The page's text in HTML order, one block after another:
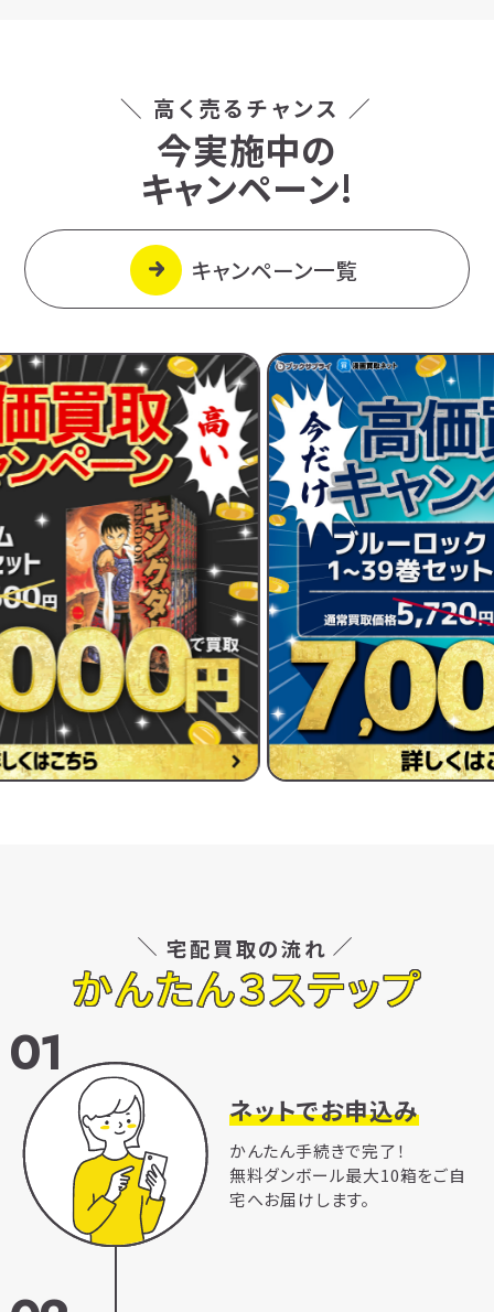
＼ 高く売るチャンス ／
今実施中の
キャンペーン!
キャンペーン一覧
宅配買取の流れ
かんたん３ステップ
01
ネットでお申込み
かんたん手続きで完了！
無料ダンボール最大10箱をご自
宅へお届けします。